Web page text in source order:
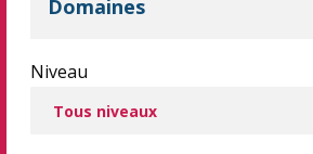
Domaines
Niveau